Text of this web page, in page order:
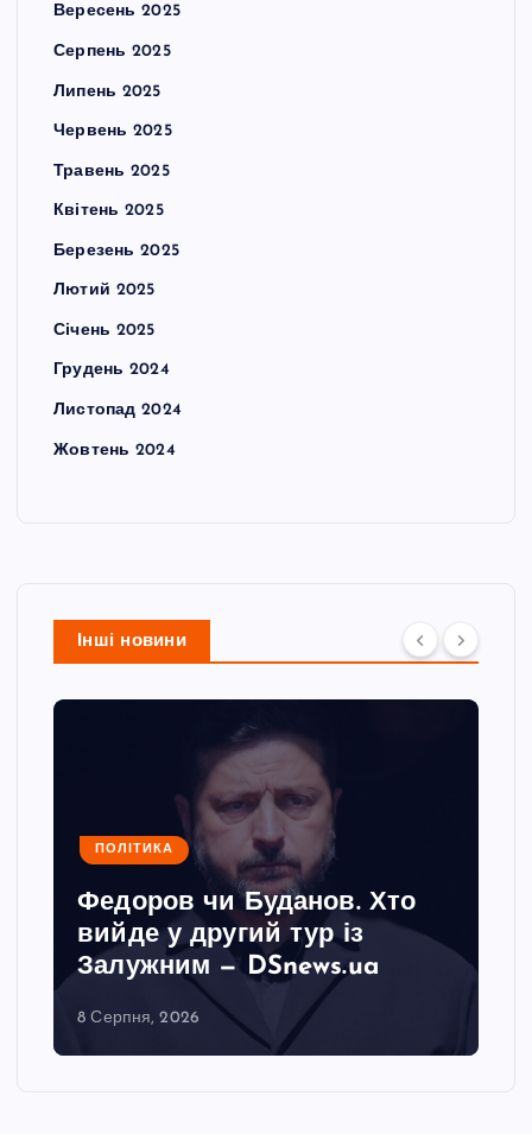
Вересень 2025
Серпень 2025
Липень 2025
Червень 2025
Травень 2025
Квітень 2025
Березень 2025
Лютий 2025
Січень 2025
Грудень 2024
Листопад 2024
Жовтень 2024
Інші новини
ПОЛІТИКА
Федоров чи Буданов. Хто
вийде у другий тур із
Залужним — DSnews.ua
8 Серпня, 2026